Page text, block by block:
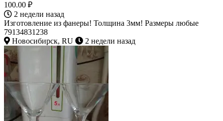
100.00 ₽
2 недели назад
Изготовление из фанеры! Толщина 3мм! Размеры любые
79134831238
Новосибирск, RU
2 недели назад